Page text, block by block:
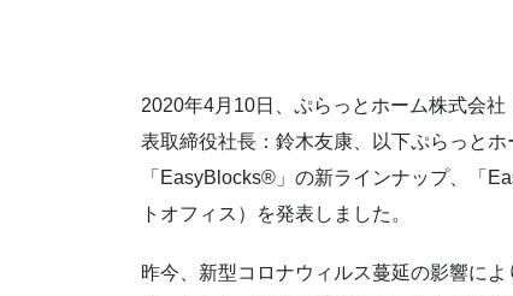
2020年4月10日、ぷらっとホーム株式会
表取締役社長：鈴木友康、以下ぷらっと
「EasyBlocks®」の新ラインナップ、「
トオフィス）を発表しました。
昨今、新型コロナウィルス蔓延の影響に